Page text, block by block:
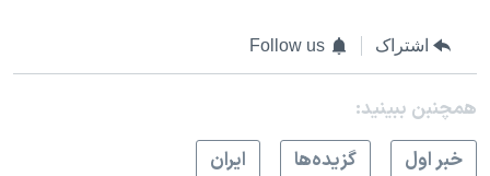
اشتراک Follow us
همچنبن ببینید:
خبر اول
گزيده‌ها ايران